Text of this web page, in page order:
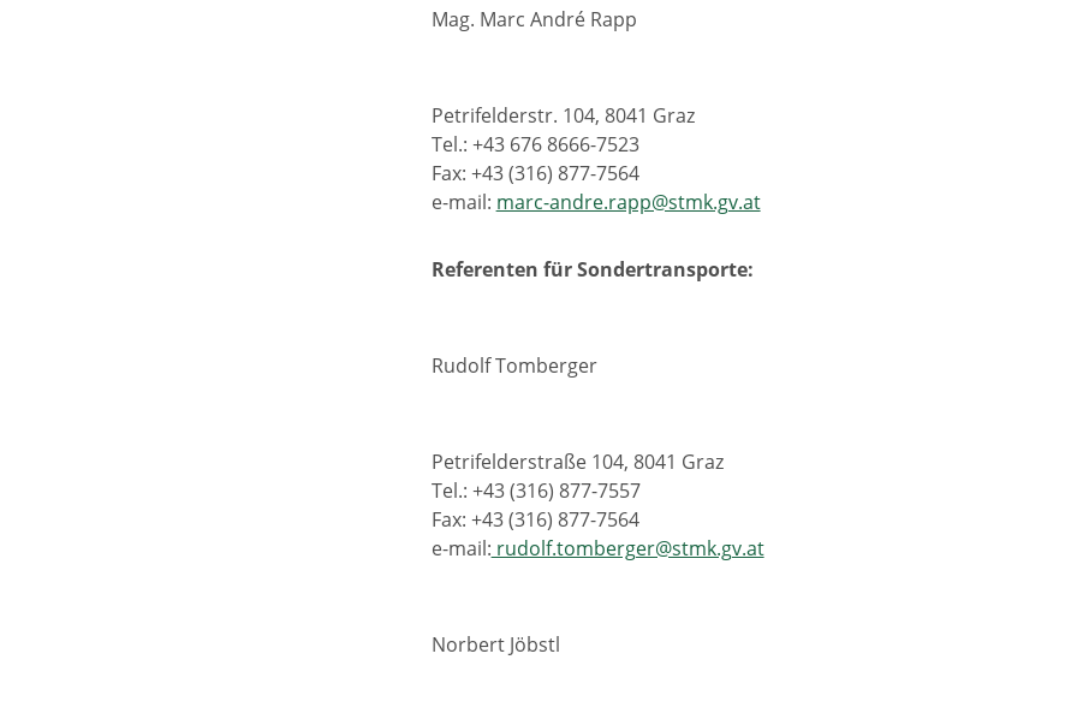
Mag. Marc André Rapp
Petrifelderstr. 104, 8041 Graz
Tel.: +43 676 8666-7523
Fax: +43 (316) 877-7564
e-mail: marc-andre.rapp@stmk.gv.at
Referenten für Sondertransporte:
Rudolf Tomberger
Petrifelderstraße 104, 8041 Graz
Tel.: +43 (316) 877-7557
Fax: +43 (316) 877-7564
e-mail: rudolf.tomberger@stmk.gv.at
Norbert Jöbstl